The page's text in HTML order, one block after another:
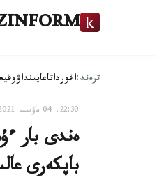
ترەند:اقورداتاعايىنداۋ
22:30, 04 ماۋسىم 2021
ەندى بار
باپكەرى